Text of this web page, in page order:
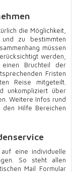
die Möglichkeit,
zu bestimmten
müssen
werden,
Bruchteil der
Fristen
Reise mitgeteilt.
unkompliziert über
Weitere Infos rund
Hilfe Bereichen
eine individuelle
So steht allen
Mail Formular